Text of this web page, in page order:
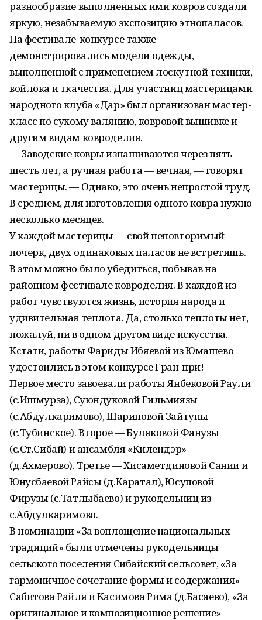
разнообразие выполненных ими ковров создали
яркую, незабываемую экспозицию этнопаласов.
На фестивале-конкурсе также
демонстрировались модели одежды,
выполненной с применением лоскутной техники,
войлока и ткачества. Для участниц мастерицами
народного клуба «Дар» был организован мастер-
класс по сухому валянию, ковровой вышивке и
другим видам ковроделия.
— Заводские ковры изнашиваются через пять-
шесть лет, а ручная работа — вечная, — говорят
мастерицы. — Однако, это очень непростой труд.
В среднем, для изготовления одного ковра нужно
несколько месяцев.
У каждой мастерицы — свой неповторимый
почерк, двух одинаковых паласов не встретишь.
В этом можно было убедиться, побывав на
районном фестивале ковроделия. В каждой из
работ чувствуются жизнь, история народа и
удивительная теплота. Да, столько теплоты нет,
пожалуй, ни в одном другом виде искусства.
Кстати, работы Фариды Ибяевой из Юмашево
удостоились в этом конкурсе Гран-при!
Первое место завоевали работы Янбековой Раули
(с.Ишмурза), Суюндуковой Гильмиязы
(с.Абдулкаримово), Шариповой Зайтуны
(с.Тубинское). Второе — Буляковой Фанузы
(с.Ст.Сибай) и ансамбля «Килендэр»
(д.Ахмерово). Третье — Хисаметдиновой Сании и
Юнусбаевой Райсы (д.Каратал), Юсуповой
Фирузы (с.Татлыбаево) и рукодельниц из
с.Абдулкаримово.
В номинации «За воплощение национальных
традиций» были отмечены рукодельницы
сельского поселения Сибайский сельсовет, «За
гармоничное сочетание формы и содержания» —
Сабитова Райля и Касимова Рима (д.Басаево), «За
оригинальное и композиционное решение» —